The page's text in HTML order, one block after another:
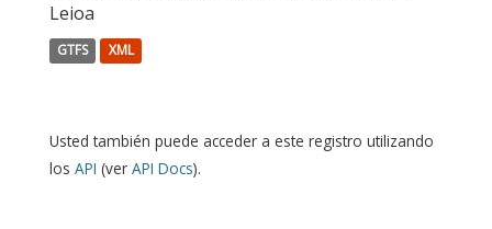
Leioa
GTFS XML
Usted también puede acceder a este registro utilizando
los API (ver API Docs).